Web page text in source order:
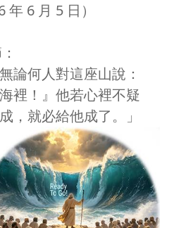
年 6 月 5 日）
論何人對這座山說：
裡！』他若心裡不疑
，就必給他成了。」